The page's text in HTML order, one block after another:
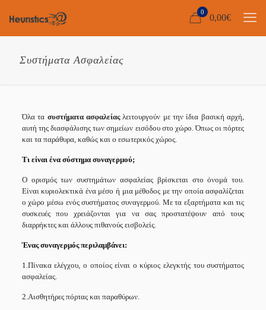
0
0,00€
Συστήματα Ασφαλείας
Όλα τα συστήματα ασφαλείαςλειτουργούν με την ίδια βασική αρχή,
αυτή της διασφάλισης των σημείων εισόδου στο χώρο. Όπως οι πόρτες
και τα παράθυρα, καθώς και ο εσωτερικός χώρος.
Τι είναι ένα σύστημα συναγερμού;
Ο ορισμός των συστημάτων ασφαλείας βρίσκεται στο όνομά του.
Είναι κυριολεκτικά ένα μέσο ή μια μέθοδος με την οποία ασφαλίζεται
ο χώρο μέσω ενός συστήματος συναγερμού. Με τα εξαρτήματα και τις
συσκευές που χρειάζονται για να σας προστατέψουν από τους
διαρρήκτες και άλλους πιθανούς εισβολείς.
Ένας συναγερμός περιλαμβάνει:
1.Πίνακα ελέγχου, ο οποίος είναι ο κύριος ελεγκτής του συστήματος
ασφαλείας.
2.Αισθητήρες πόρτας και παραθύρων.